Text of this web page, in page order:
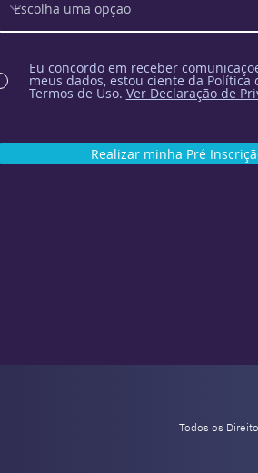
Eu concordo em receber
meus dados, estou ciente da Política
Termos de Uso. Ver Declaração de
Realizar minha Pré
Todos os